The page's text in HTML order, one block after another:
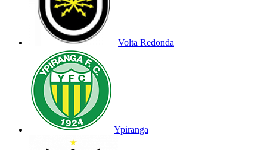
Volta Redonda
Ypiranga